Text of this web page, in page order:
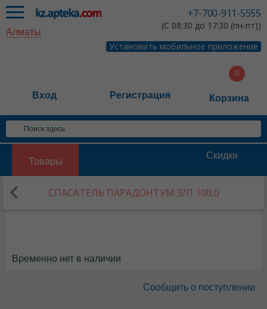
+7-700-911-5555
(С 08:30 до 17:30 (пн-пт))
Установить мобильное приложение
Алматы
Вход Регистрация Корзина
Товары
Скидки
СПАСАТЕЛЬ ПАРАДОНТУМ З/П 100,0
Временно нет в наличии
Сообщить о поступлении